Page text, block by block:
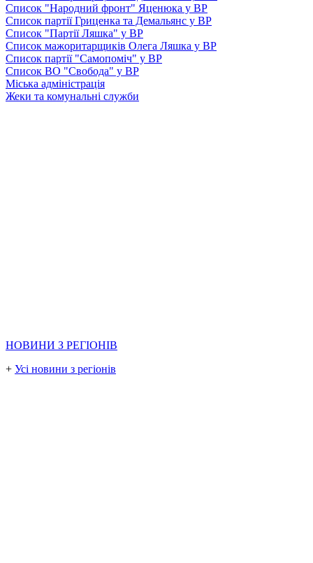
Список "Народний фронт" Яценюка у ВР
Список партії Гриценка та Демальянс у ВР
Список "Партії Ляшка" у ВР
Список мажоритарщиків Олега Ляшка у ВР
Список партії "Самопоміч" у ВР
Список ВО "Свобода" у ВР
Міська адміністрація
Жеки та комунальні служби
НОВИНИ З РЕГІОНІВ
+ Усі новини з регіонів